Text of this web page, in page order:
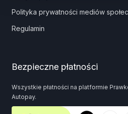
Polityka prywatności mediów
Regulamin
Bezpieczne płatności
Wszystkie płatności na platformie
Autopay.